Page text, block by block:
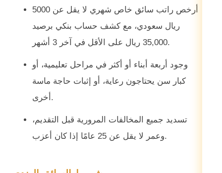
أرخص راتب سائق خاص شهري لا يقل عن 5000
ريال سعودي، مع كشف حساب بنكي برصيد
35,000 ريال على الأقل في آخر 3 أشهر.
وجود أربعة أبناء أو أكثر في مراحل تعليمية، أو
كبار سن يحتاجون رعاية، أو إثبات حاجة ماسة
أخرى.
تسديد جميع المخالفات المرورية قبل التقديم،
وعمر لا يقل عن 25 عامًا إذا كان أعزب.